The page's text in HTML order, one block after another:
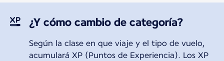
¿Y cómo cambio de categoría?
Según la clase en que viaje y el tipo de vuelo,
acumulará XP (Puntos de Experiencia). Los XP